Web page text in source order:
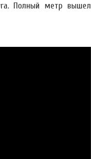
Полный метр вышел